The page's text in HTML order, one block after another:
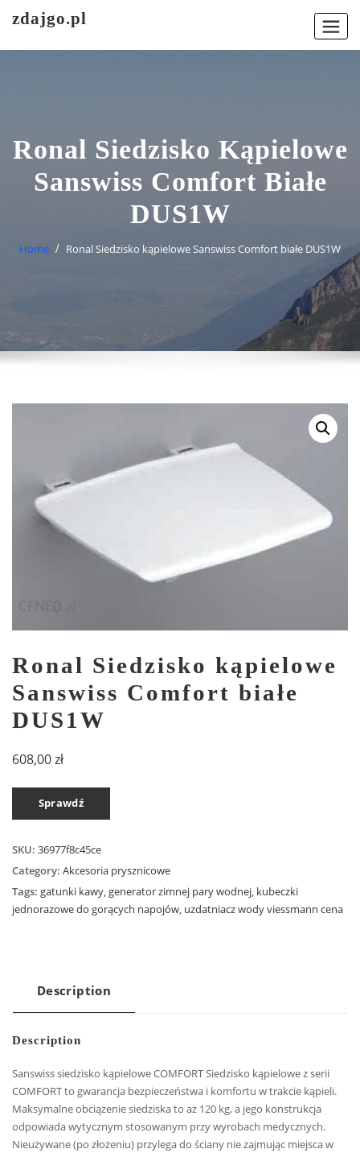
zdajgo.pl
Ronal Siedzisko Kąpielowe
Sanswiss Comfort Białe
DUS1W
Home Ronal Siedzisko kąpielowe Sanswiss Comfort białe DUS1W
Ronal Siedzisko kąpielowe
Sanswiss Comfort białe
DUS1W
608,00zł
Sprawdź
SKU: 36977f8c45ce
Category: Akcesoria prysznicowe
Tags: gatunki kawy,generator zimnej pary wodnej, kubeczki
jednorazowe do gorących napojów, uzdatniacz wody viessmann cena
Description
Description
Sanswiss siedzisko kąpielowe COMFORT Siedzisko kąpielowe z serii
COMFORT to gwarancja bezpieczeństwa i komfortu w trakcie kąpieli.
Maksymalne obciążenie siedziska to aż 120 kg, a jego konstrukcja
odpowiada wytycznym stosowanym przy wyrobach medycznych.
Nieużywane (po złożeniu) przylega do ściany nie zajmując miejsca w